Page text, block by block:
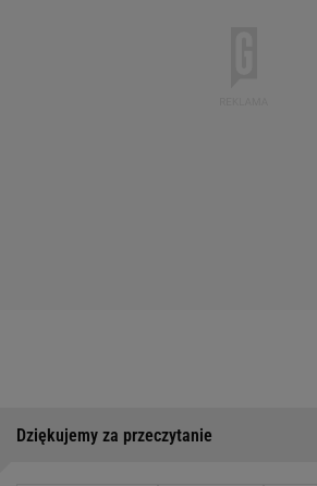
Dziękujemy za przeczytanie